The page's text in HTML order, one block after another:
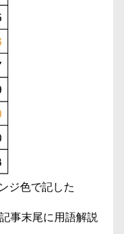
ジ色で記した
事末尾に用語解説